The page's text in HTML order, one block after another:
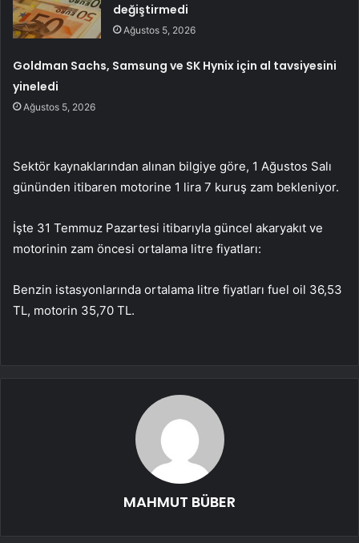
değiştirmedi
Ağustos 5, 2026
Goldman Sachs, Samsung ve SK Hynix için al tavsiyesini
yineledi
Ağustos 5, 2026
Sektör kaynaklarından alınan bilgiye göre, 1 Ağustos Salı
gününden itibaren motorine 1 lira 7 kuruş zam bekleniyor.
İşte 31 Temmuz Pazartesi itibarıyla güncel akaryakıt ve
motorinin zam öncesi ortalama litre fiyatları:
Benzin istasyonlarında ortalama litre fiyatları fuel oil 36,53
TL, motorin 35,70 TL.
MAHMUT BÜBER